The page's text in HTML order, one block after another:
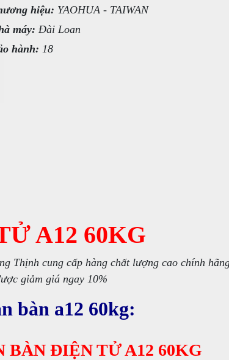
hiệu: YAOHUA - TAIWAN
máy: Đài Loan
hành: 18
A12 60KG
Thịnh cung cấp hàng chất lượng cao chính
giảm giá ngay 10%
bàn a12 60kg:
BÀN ĐIỆN TỬ A12 60KG